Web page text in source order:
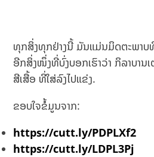
ທຸກສິ່ງທຸກຢ່າງນີ້ ມັນແມ່ນມິດຕະພາບ
ອີກສິ່ງໜຶ່ງທີ່ບົ່ງບອກເຮົາວ່າ ກິລາບານ
ສີເສື້ອ ທີ່ໃສ່ລົງໄປແຂ່ງ.
ຂອບໃຈຂໍ້ມູນຈາກ:
https://cutt.ly/PDPLXf2
https://cutt.ly/LDPL3Pj